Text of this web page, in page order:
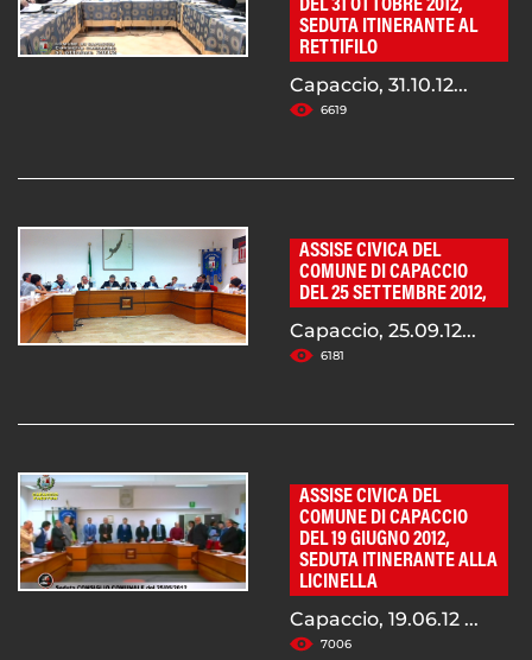
DEL 31 OTTOBRE 2012,
SEDUTA ITINERANTE AL
RETTIFILO
Capaccio, 31.10.12...
6619
ASSISE CIVICA DEL
COMUNE DI CAPACCIO
DEL 25 SETTEMBRE 2012,
Capaccio, 25.09.12...
6181
ASSISE CIVICA DEL
COMUNE DI CAPACCIO
DEL 19 GIUGNO 2012,
SEDUTA ITINERANTE ALLA
LICINELLA
Capaccio, 19.06.12 ...
7006